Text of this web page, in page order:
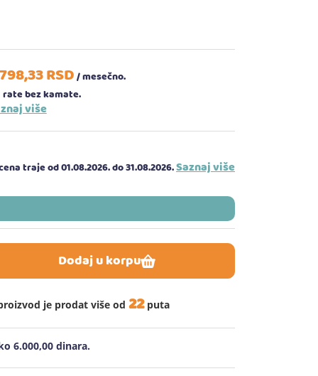
33RSD/ mesečno.
rate bez kamate.
više
traje od 01.08.2026.do 31.08.2026.Saznaj više
Dodaj u korpu
je prodat više od 22 puta
6.000,00 dinara.